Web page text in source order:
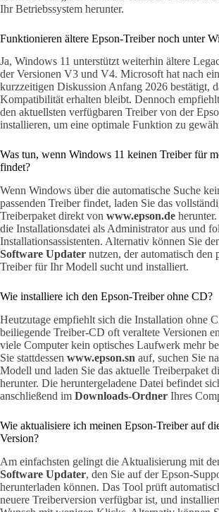
Ihr Betriebssystem herunter.
Funktionieren ältere Epson-Treiber noch unter
Ja, Windows 11 unterstützt weiterhin ältere
der Versionen V3 und V4. Microsoft hat nach
kurzzeitigen Diskussion Anfang 2026 bestätigt,
Kompatibilität erhalten bleibt. Dennoch
den aktuellsten verfügbaren Treiber von der
installieren, um eine optimale Funktion zu
Was tun, wenn Windows 11 keinen Treiber für
findet?
Wenn Windows über die automatische Suche
passenden Treiber findet, laden Sie das
Treiberpaket direkt von www.epson.de
die Installationsdatei als Administrator aus und
Installationsassistenten. Alternativ können Sie
Software Updater nutzen, der automatisch den
Treiber für Ihr Modell sucht und installiert.
Wie installiere ich den Epson-Treiber ohne CD?
Heutzutage empfiehlt sich die Installation ohne
beiliegende Treiber-CD oft veraltete Versionen
viele Computer kein optisches Laufwerk mehr
Sie stattdessen www.epson.sn auf, suchen Sie
Modell und laden Sie das aktuelle Treiberpaket
herunter. Die heruntergeladene Datei befindet
anschließend im Downloads-Ordner Ihres
Wie aktualisiere ich meinen Epson-Treiber auf
Version?
Am einfachsten gelingt die Aktualisierung mit
Software Updater, den Sie auf der Epson-
herunterladen können. Das Tool prüft
neuere Treiberversion verfügbar ist, und